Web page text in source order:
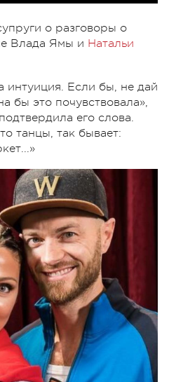
о разговоры о
Влада Ямы и Натальи
интуиция. Если бы, не дай
бы это почувствовала»,
его слова.
танцы, так бывает: